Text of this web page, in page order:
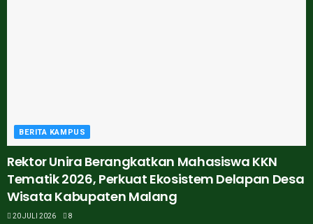
BERITA KAMPUS
Rektor Unira Berangkatkan Mahasiswa KKN
Tematik 2026, Perkuat Ekosistem Delapan Desa
Wisata Kabupaten Malang
20 JULI 2026 8